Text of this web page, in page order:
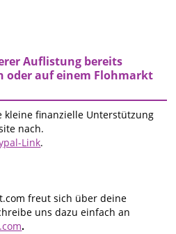
Auflistung bereits
oder auf einem Flohmarkt
kleine finanzielle Unterstützung
nach.
Link.
freut sich über deine
uns dazu einfach an
.